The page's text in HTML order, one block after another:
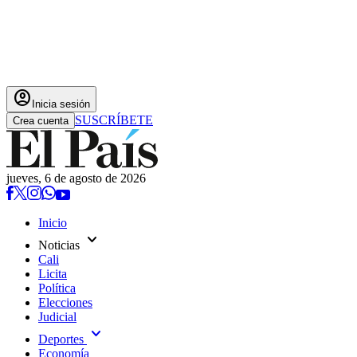
account_circle Inicia sesión
Crea cuenta SUSCRÍBETE
jueves, 6 de agosto de 2026
Inicio
Noticias expand_more
Cali
Licita
Política
Elecciones
Judicial
Deportes expand_more
Economía